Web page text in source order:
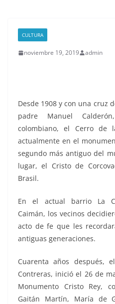
CULTURA
noviembre 19, 2019 admin
Desde 1908 y con una cruz
padre Manuel
colombiano, el Cerro de
actualmente en el
segundo más antiguo del
lugar, el Cristo de
Brasil.
En el actual barrio La
Caimán, los vecinos
acto de fe que les
antiguas generaciones.
Cuarenta años después,
Contreras, inició el 26 de
Monumento Cristo Rey,
Gaitán Martín, María de